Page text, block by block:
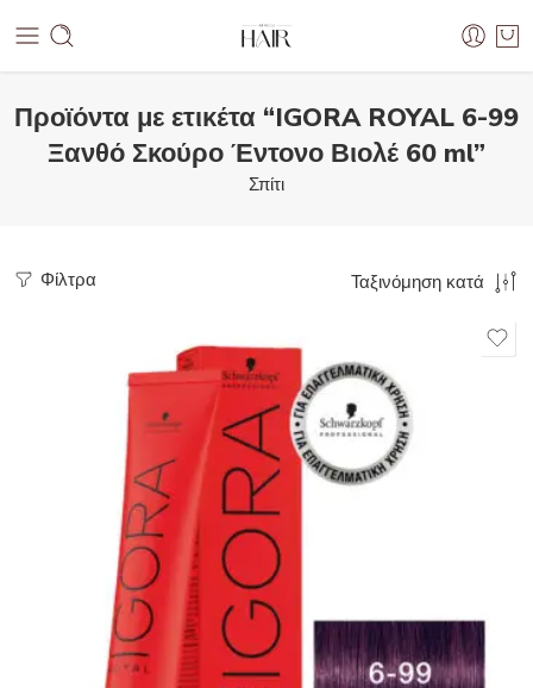
Προϊόντα με ετικέτα “IGORA ROYAL 6-99
Ξανθό Σκούρο Έντονο Βιολέ 60 ml”
Σπίτι
Φίλτρα Ταξινόμηση κατά